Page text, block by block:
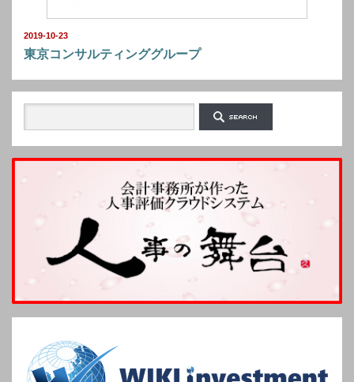
2019-10-23
東京コンサルティンググループ